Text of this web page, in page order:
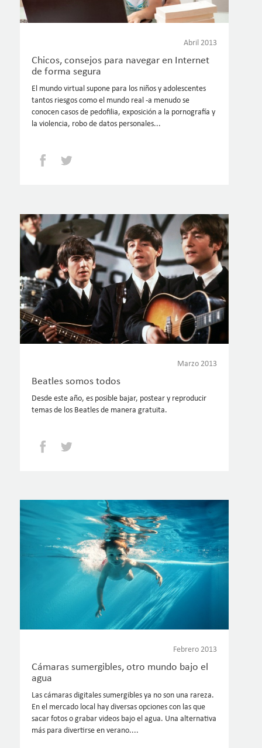
Abril 2013
Chicos, consejos para navegar en Internet
de forma segura
El mundo virtual supone para los niños y adolescentes
tantos riesgos como el mundo real -a menudo se
conocen casos de pedofilia, exposición a la pornografía y
la violencia, robo de datos personales...
Facebook
Marzo 2013
Beatles somos todos
Desde este año, es posible bajar, postear y reproducir
temas de los Beatles de manera gratuita.
Facebook
Febrero 2013
Cámaras sumergibles, otro mundo bajo el
agua
Las cámaras digitales sumergibles ya no son una rareza.
En el mercado local hay diversas opciones con las que
sacar fotos o grabar videos bajo el agua. Una alternativa
más para divertirse en verano....